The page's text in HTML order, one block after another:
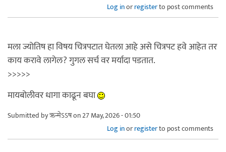
Log inorregisterto post comments
मला ज्योतिष हा विषय चित्रपटात घेतला आहे असे चित्रपट हवे आहेत तर
काय करावे लागेल? गुगल सर्च वर मर्यादा पडतात.
>>>>>
मायबोलीवर धागा काढून बघा
Submitted byऋन्मेऽऽषon 27 May, 2026 - 01:50
Log inorregisterto post comments